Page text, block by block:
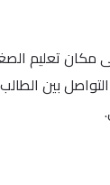
تعليم
بين